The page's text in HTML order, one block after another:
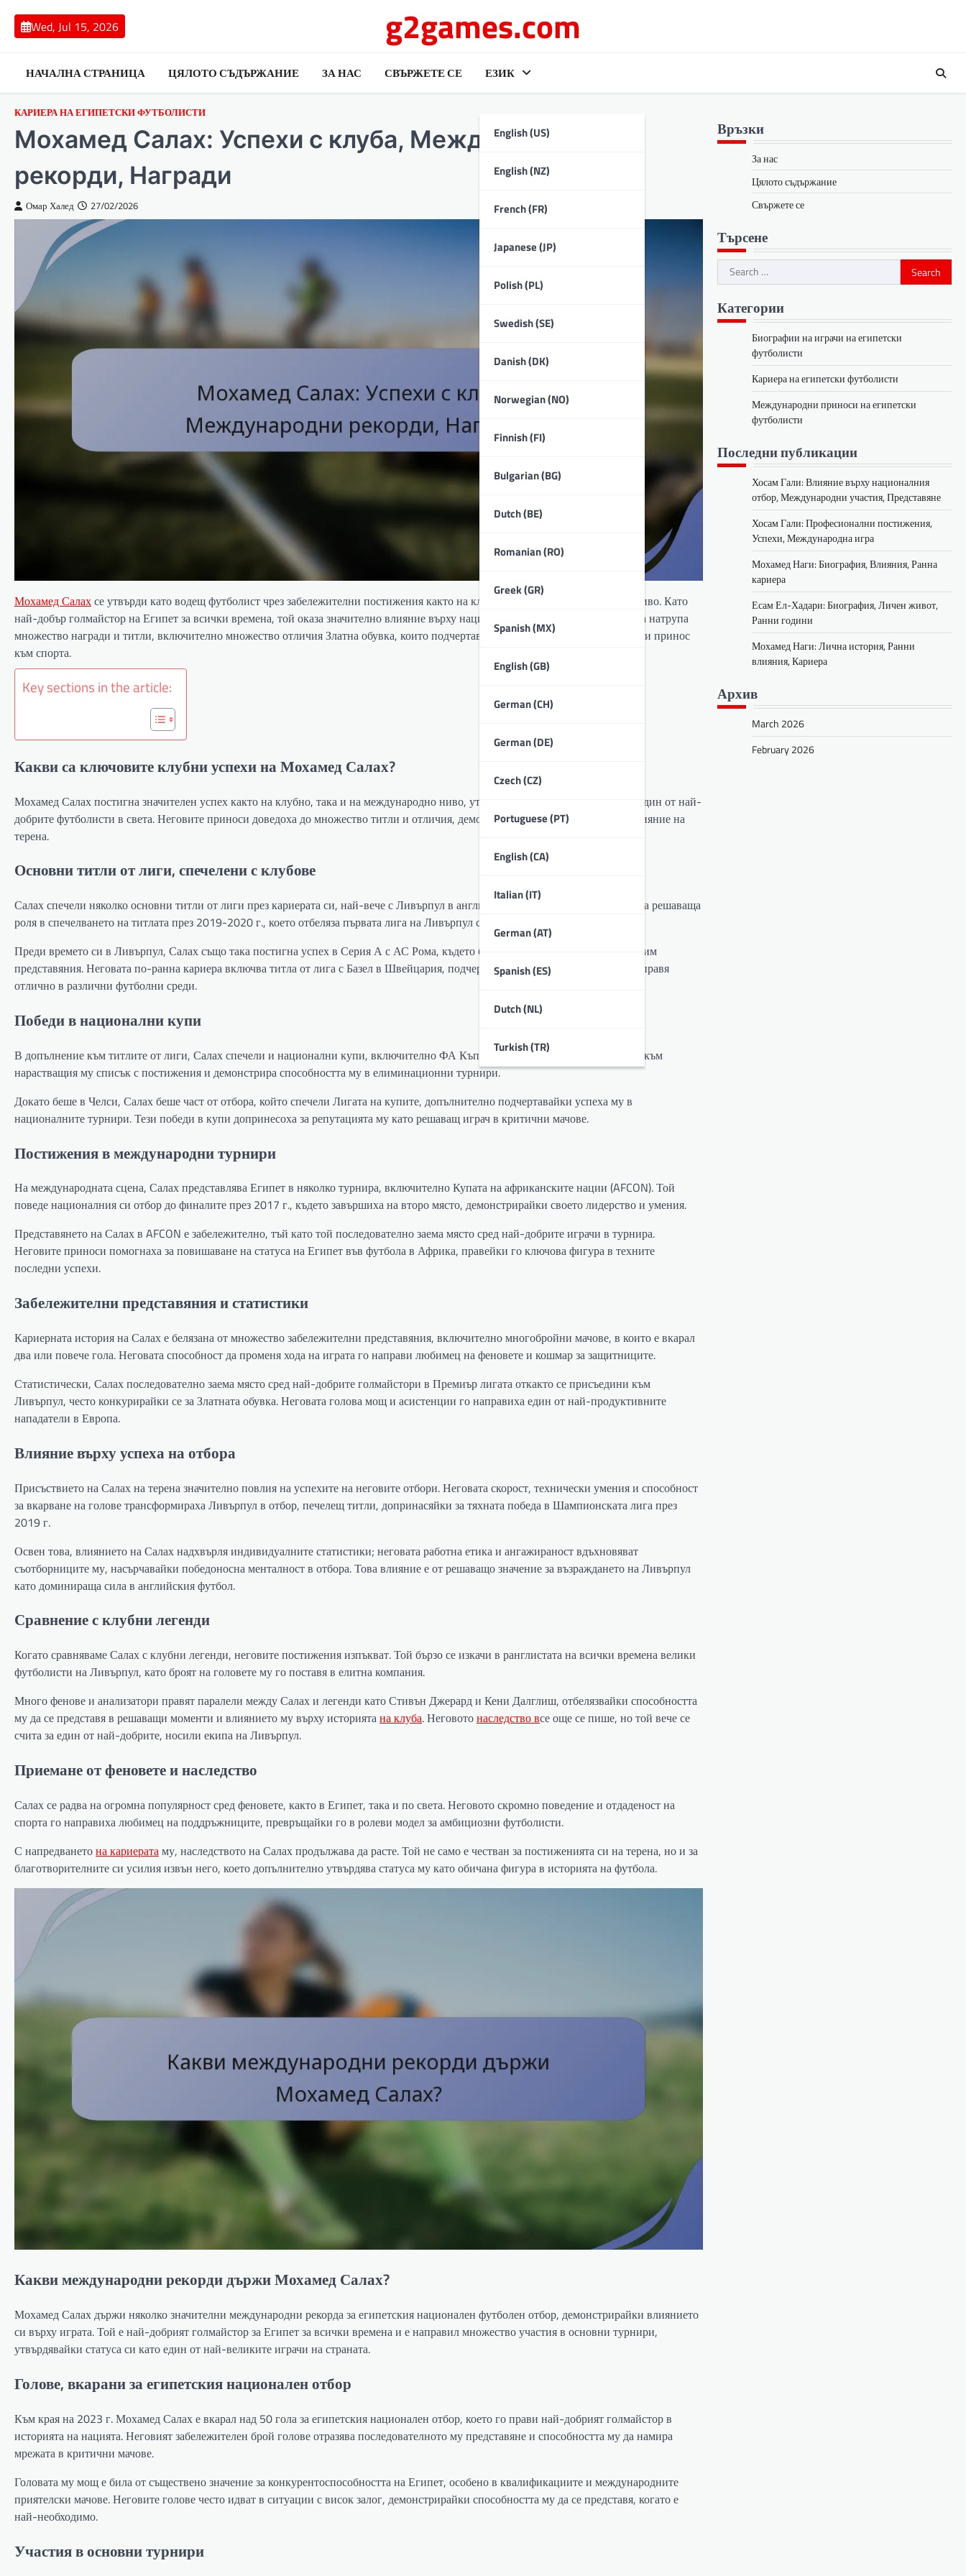
content
Wed, Jul 15, 2026 g2games.com
НАЧАЛНА СТРАНИЦА ЦЯЛОТО СЪДЪРЖАНИЕ ЗА НАС СВЪРЖЕТЕ СЕ ЕЗИК
English (US)
English (NZ)
French (FR)
Japanese (JP)
Polish (PL)
Swedish (SE)
Danish (DK)
Norwegian (NO)
Finnish (FI)
Bulgarian (BG)
Dutch (BE)
Romanian (RO)
Greek (GR)
Spanish (MX)
English (GB)
German (CH)
German (DE)
Czech (CZ)
Portuguese (PT)
English (CA)
Italian (IT)
German (AT)
Spanish (ES)
Dutch (NL)
Turkish (TR)
КАРИЕРА НА ЕГИПЕТСКИ ФУТБОЛИСТИ
Мохамед Салах: Успехи с клуба, Международни
рекорди, Награди
Омар Халед 27/02/2026
Мохамед Салахсе утвърди като водещ футболист чрез забележителни постижения както на клубно, така и на международно ниво. Като
най-добър голмайстор на Египет за всички времена, той оказа значително влияние върху националния отбор, докато също така натрупа
множество награди и титли, включително множество отличия Златна обувка, които подчертават неговия изключителен талант и принос
към спорта.
Key sections in the article:
Какви са ключовите клубни успехи на Мохамед Салах?
Мохамед Салах постигна значителен успех както на клубно, така и на международно ниво, утвърдвайки репутацията си като един от най-
добрите футболисти в света. Неговите приноси доведоха до множество титли и отличия, демонстрирайки неговия талант и влияние на
терена.
Основни титли от лиги, спечелени с клубове
Салах спечели няколко основни титли от лиги през кариерата си, най-вече с Ливърпул в английската Премиър лига. Той изигра решаваща
роля в спечелването на титлата през 2019-2020 г., което отбеляза първата лига на Ливърпул след 30 години.
Преди времето си в Ливърпул, Салах също така постигна успех в Серия А с АС Рома, където беше ключова фигура за силните им
представяния. Неговата по-ранна кариера включва титла от лига с Базел в Швейцария, подчертавайки способността му да се справя
отлично в различни футболни среди.
Победи в национални купи
В допълнение към титлите от лиги, Салах спечели и национални купи, включително ФА Къп с Ливърпул. Тази победа добави към
нарастващия му списък с постижения и демонстрира способността му в елиминационни турнири.
Докато беше в Челси, Салах беше част от отбора, който спечели Лигата на купите, допълнително подчертавайки успеха му в
националните турнири. Тези победи в купи допринесоха за репутацията му като решаващ играч в критични мачове.
Постижения в международни турнири
На международната сцена, Салах представлява Египет в няколко турнира, включително Купата на африканските нации (AFCON). Той
поведе националния си отбор до финалите през 2017 г., където завършиха на второ място, демонстрирайки своето лидерство и умения.
Представянето на Салах в AFCON е забележително, тъй като той последователно заема място сред най-добрите играчи в турнира.
Неговите приноси помогнаха за повишаване на статуса на Египет във футбола в Африка, правейки го ключова фигура в техните
последни успехи.
Забележителни представяния и статистики
Кариерната история на Салах е белязана от множество забележителни представяния, включително многобройни мачове, в които е вкарал
два или повече гола. Неговата способност да променя хода на играта го направи любимец на феновете и кошмар за защитниците.
Статистически, Салах последователно заема място сред най-добрите голмайстори в Премиър лигата откакто се присъедини към
Ливърпул, често конкурирайки се за Златната обувка. Неговата голова мощ и асистенции го направиха един от най-продуктивните
нападатели в Европа.
Влияние върху успеха на отбора
Присъствието на Салах на терена значително повлия на успехите на неговите отбори. Неговата скорост, технически умения и способност
за вкарване на голове трансформираха Ливърпул в отбор, печелещ титли, допринасяйки за тяхната победа в Шампионската лига през
2019 г.
Освен това, влиянието на Салах надхвърля индивидуалните статистики; неговата работна етика и ангажираност вдъхновяват
съотборниците му, насърчавайки победоносна менталност в отбора. Това влияние е от решаващо значение за възраждането на Ливърпул
като доминираща сила в английския футбол.
Сравнение с клубни легенди
Когато сравняваме Салах с клубни легенди, неговите постижения изпъкват. Той бързо се изкачи в ранглистата на всички времена велики
футболисти на Ливърпул, като броят на головете му го поставя в елитна компания.
Много фенове и анализатори правят паралели между Салах и легенди като Стивън Джерард и Кени Далглиш, отбелязвайки способността
му да се представя в решаващи моменти и влиянието му върху историятана клуба. Неговотонаследство все още се пише, но той вече се
счита за един от най-добрите, носили екипа на Ливърпул.
Приемане от феновете и наследство
Салах се радва на огромна популярност сред феновете, както в Египет, така и по света. Неговото скромно поведение и отдаденост на
спорта го направиха любимец на поддръжниците, превръщайки го в ролеви модел за амбициозни футболисти.
С напредванетона кариератаму, наследството на Салах продължава да расте. Той не само е честван за постиженията си на терена, но и за
благотворителните си усилия извън него, което допълнително утвърдява статуса му като обичана фигура в историята на футбола.
Какви международни рекорди държи Мохамед Салах?
Мохамед Салах държи няколко значителни международни рекорда за египетския национален футболен отбор, демонстрирайки влиянието
си върху играта. Той е най-добрият голмайстор за Египет за всички времена и е направил множество участия в основни турнири,
утвърдявайки статуса си като един от най-великите играчи на страната.
Голове, вкарани за египетския национален отбор
Към края на 2023 г. Мохамед Салах е вкарал над 50 гола за египетския национален отбор, което го прави най-добрият голмайстор в
историята на нацията. Неговият забележителен брой голове отразява последователното му представяне и способността му да намира
мрежата в критични мачове.
Головата му мощ е била от съществено значение за конкурентоспособността на Египет, особено в квалификациите и международните
приятелски мачове. Неговите голове често идват в ситуации с висок залог, демонстрирайки способността му да се представя, когато е
най-необходимо.
Участия в основни турнири
Връзки
За нас
Цялото съдържание
Свържете се
Търсене
Search
for:
Категории
Биографии на играчи на египетски
футболисти
Кариера на египетски футболисти
Международни приноси на египетски
футболисти
Последни публикации
Хосам Гали: Влияние върху националния
отбор, Международни участия, Представяне
Хосам Гали: Професионални постижения,
Успехи, Международна игра
Мохамед Наги: Биография, Влияния, Ранна
кариера
Есам Ел-Хадари: Биография, Личен живот,
Ранни години
Мохамед Наги: Лична история, Ранни
влияния, Кариера
Архив
March 2026
February 2026